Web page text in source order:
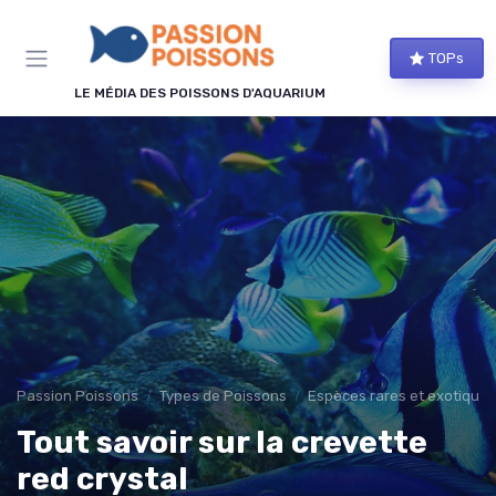
LE MÉDIA DES POISSONS D'AQUARIUM
TOPs
Passion Poissons Types de Poissons Espèces rares et exotiques
Tout savoir sur la crevette
red crystal